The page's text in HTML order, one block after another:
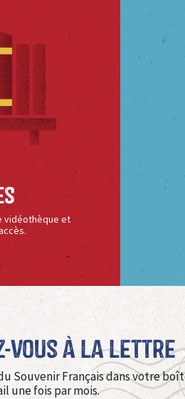
vidéothèque et
vous à La Lettre
Souvenir Français dans votre
une fois par mois.